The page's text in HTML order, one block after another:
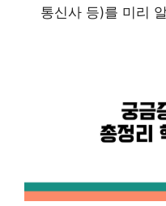
통신사 등)를 미리